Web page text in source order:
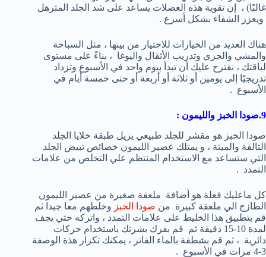
غالبًا) ، إن تقوية هذه العضلات يساعد على شد الجلد المترهل
ويعزز الشفاء بشكل أسرع .
هناك العديد من الخيارات للاختيار من بينها ، مثل السباحة
والمشي والجري وتدريب الأثقال واليوغا ، بناءً على مستوى
لياقتك ، نقترح عليك أن تبدأ بيوم واحد في الأسبوع وتزداد
تدريجيًا إلى يومين أو ثلاثة أو أربعة أو حتى خمسة أيام في
الأسبوع .
9.صودا الخبز والليمون :
صودا الخبز هو مقشر للجلد طبيعي يزيل طبقة خلايا الجلد
التالفة والميتة ، و يمتلك عصير الليمون خصائص تبيض الجلد
التي ستساعد مع الاستخدام المنتظم علي التخلص من علامات
التمدد .
كل ماعليك فعلة هو أضافة ملعقة صغيرة من عصير الليمون
الطازج الي ملعقة كبيرة من صودا الخبز وخلطهم معا جيدا ثم
قم بتطبيق هذا الخليط على علامات التمدد ، واتركه حتي يجف
لمدة 10-15 دقيقة ثم قم بفرك بشرتك باستخدام حركات
دائرية ، ثم قم بشطفة بالماء الفاتر ، يمكنك تكرار هذة الوصفة
3-4 مرات في الأسبوع .